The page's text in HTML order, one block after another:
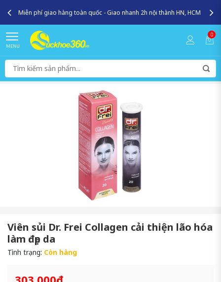
Miễn phí giao hàng toàn quốc - Giao nhanh 2h nội thành HN, HCM
MENU
0
Viên sủi Dr. Frei Collagen cải thiện lão hóa
làm đẹp da
Tình trạng: Còn hàng